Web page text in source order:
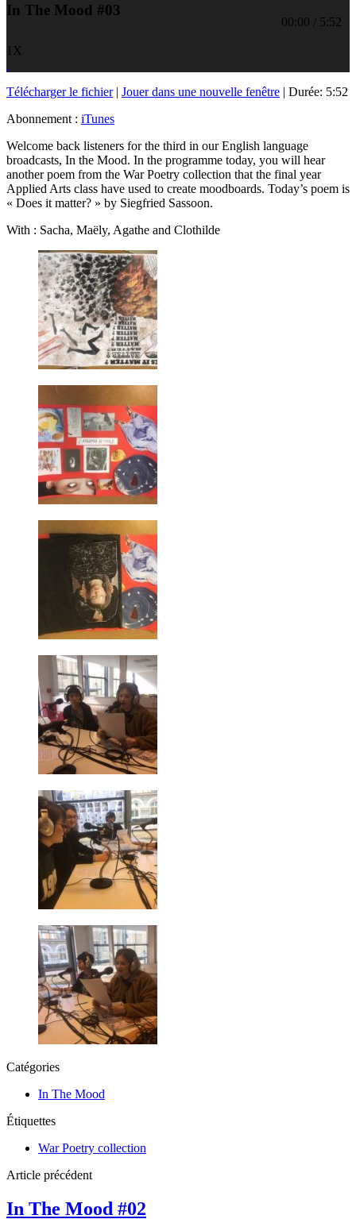
In The Mood #03
00:00 / 5:52
1X
Télécharger le fichier| Jouer dans une nouvelle fenêtre | Durée: 5:52
Abonnement : iTunes
Welcome back listeners for the third in our English language
broadcasts, In the Mood. In the programme today, you will hear
another poem from the War Poetry collection that the final year
Applied Arts class have used to create moodboards. Today’s poem is
« Does it matter? » by Siegfried Sassoon.
With : Sacha, Maëly, Agathe and Clothilde
Catégories
In The Mood
Étiquettes
War Poetry collection
Article précédent
In The Mood #02